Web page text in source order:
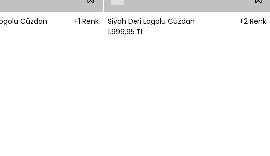
Cüzdan
+1 Renk
Siyah Deri Logolu Cüzdan
+2 Renk
1.999,95 TL